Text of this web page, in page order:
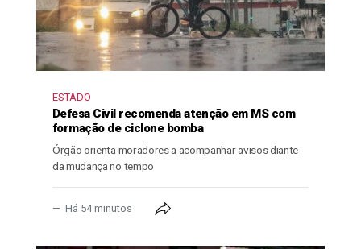
ESTADO
Defesa Civil recomenda atenção em MS com
formação de ciclone bomba
Órgão orienta moradores a acompanhar avisos diante
da mudança no tempo
Há 54 minutos